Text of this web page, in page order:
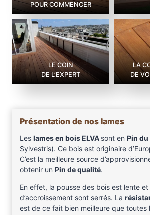
POUR COMMENCER
LE COIN
DE L’EXPERT
LA
DE
Présentation de nos lames
Les lames en bois ELVA sont en Pin du
Sylvestris). Ce bois est originaire
C’est la meilleure source
obtenir un Pin de qualité.
En effet, la pousse des bois est lente
d’accroissement sont serrés. La
est de ce fait bien meilleure que toutes